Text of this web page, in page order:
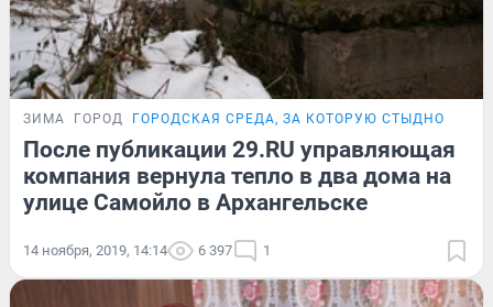
ЗИМА ГОРОД ГОРОДСКАЯ СРЕДА, ЗА КОТОРУЮ СТЫДНО
После публикации 29.RU управляющая
компания вернула тепло в два дома на
улице Самойло в Архангельске
14 ноября, 2019, 14:14 6 397 1